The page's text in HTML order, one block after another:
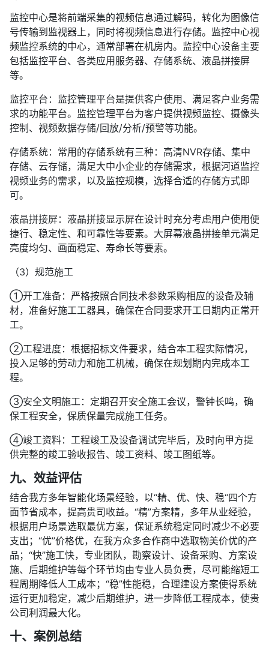
监控中心是将前端采集的视频信息通过解码，转化为图像信
号传输到监视器上，同时将视频信息进行存储。监控中心视
频监控系统的中心，通常部署在机房内。监控中心设备主要
包括监控平台、各类应用服务器、存储系统、液晶拼接屏
等。
监控平台：监控管理平台是提供客户使用、满足客户业务需
求的功能平台。监控管理平台为客户提供视频监控、摄像头
控制、视频数据存储/回放/分析/预警等功能。
存储系统：常用的存储系统有三种：高清NVR存储、集中
存储、云存储，满足大中小企业的存储需求，根据河道监控
视频业务的需求，以及监控规模，选择合适的存储方式即
可。
液晶拼接屏：液晶拼接显示屏在设计时充分考虑用户使用便
捷行、稳定性、和可靠性等要素。大屏幕液晶拼接单元满足
亮度均匀、画面稳定、寿命长等要素。
（3）规范施工
①开工准备：严格按照合同技术参数采购相应的设备及辅
材，准备好施工工器具，确保在合同要求开工日期内正常开
工。
②工程进度：根据招标文件要求，结合本工程实际情况，
投入足够的劳动力和施工机械，确保在规划期内完成本工
程。
③安全文明施工：定期召开安全施工会议，警钟长鸣，确
保工程安全，保质保量完成施工任务。
④竣工资料：工程竣工及设备调试完毕后，及时向甲方提
供完整的竣工验收报告、竣工资料、竣工图纸等。
九、效益评估
结合我方多年智能化场景经验，以“精、优、快、稳“四个方
面节省成本，提高贵司收益。“精”方案精，多年从业经验，
根据用户场景选取最优方案，保证系统稳定同时减少不必要
支出；“优”价格优，在我方众多合作商中选取物美价优的产
品；“快”施工快，专业团队，勘察设计、设备采购、方案设
施、后期维护等每个环节均由专业人员负责，尽可能缩短工
程周期降低人工成本；“稳”性能稳，合理建设方案使得系统
运行更加稳定，减少后期维护，进一步降低工程成本，使贵
公司利润最大化。
十、案例总结